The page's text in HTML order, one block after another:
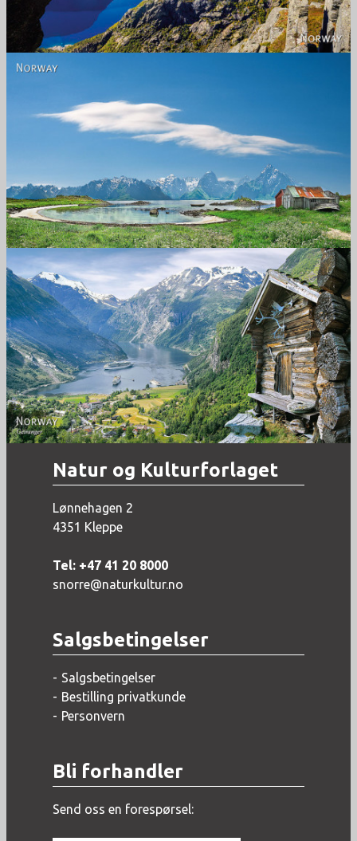
Norway - Geiranger
Natur og Kulturforlaget
Lønnehagen 2
4351 Kleppe
Tel: +47 41 20 8000
snorre@naturkultur.no
Salgsbetingelser
Salgsbetingelser
Bestilling privatkunde
Personvern
Bli forhandler
Send oss en forespørsel: